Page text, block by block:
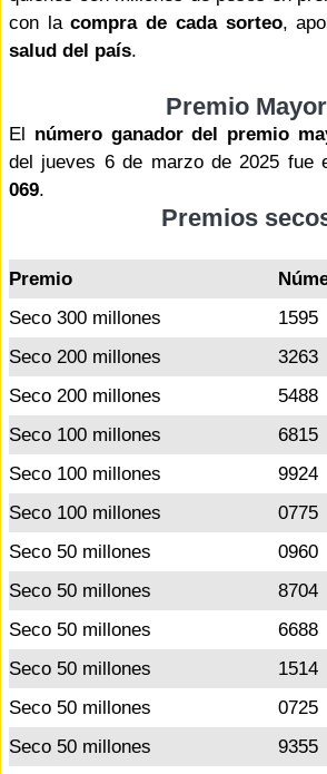
con lacompra de cada sorteo,
salud del país.
Premio Mayor
El número ganador del premio
del jueves 6 de marzo de 2025 fue
069.
Premios
Premio
Seco 300 millones
1595
Seco 200 millones
3263
Seco 200 millones
5488
Seco 100 millones
6815
Seco 100 millones
9924
Seco 100 millones
0775
Seco 50 millones
0960
Seco 50 millones
8704
Seco 50 millones
6688
Seco 50 millones
1514
Seco 50 millones
0725
Seco 50 millones
9355